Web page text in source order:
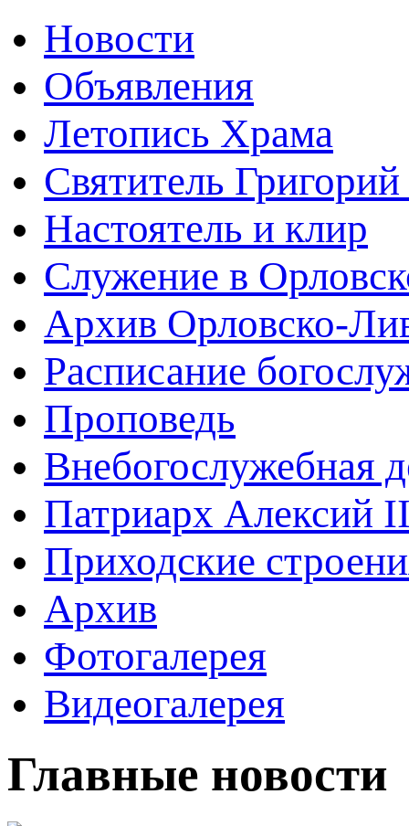
Новости
Объявления
Летопись Храма
Святитель
Настоятель и клир
Служение в
Архив Орловско-
Расписание
Проповедь
Внебогослужебная
Патриарх Алексий
Приходские
Архив
Фотогалерея
Видеогалерея
Главные новости